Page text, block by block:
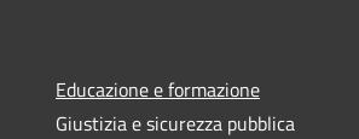
Educazione e formazione
Giustizia e sicurezza pubblica